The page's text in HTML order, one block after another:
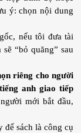
ý: chọn nội dung
“bỏ quăng” sau
riêng cho người
anh giao tiếp
mới bắt đầu,